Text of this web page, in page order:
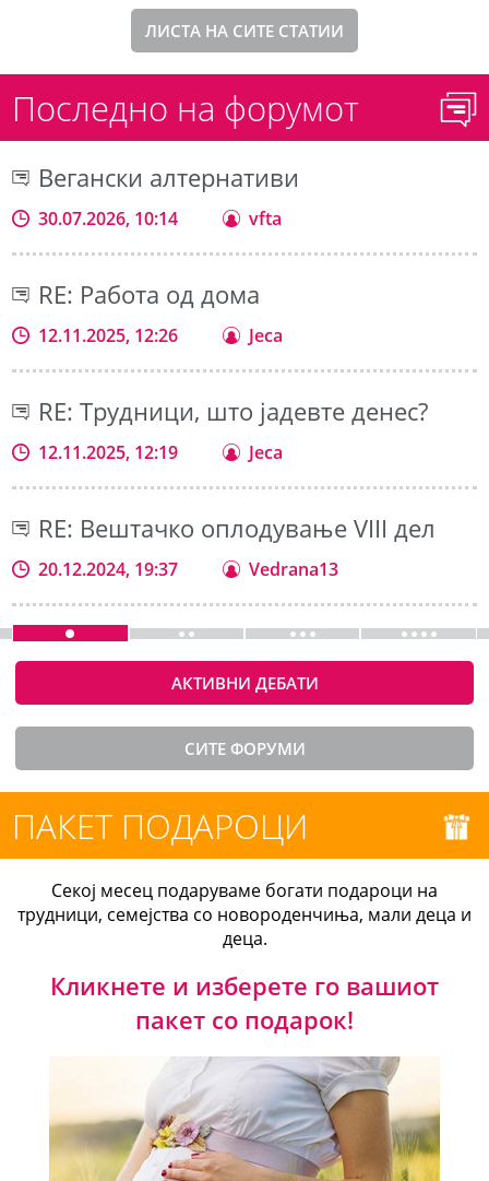
ЛИСТА НА СИТЕ СТАТИИ
Последно на форумот
Вегански алтернативи
30.07.2026, 10:14 vfta
RE: Работа од дома
12.11.2025, 12:26 Jeca
RE: Трудници, што јадевте денес?
12.11.2025, 12:19 Jeca
RE: Вештачко оплодување VIII дел
20.12.2024, 19:37 Vedrana13
АКТИВНИ ДЕБАТИ
СИТЕ ФОРУМИ
ПАКЕТ ПОДАРОЦИ
Секој месец подаруваме богати подароци на
трудници, семејства со новороденчиња, мали деца и
деца.
Кликнете и изберете го вашиот
пакет со подарок!